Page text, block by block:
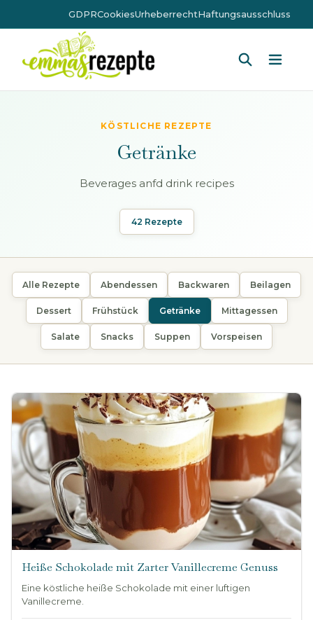
GDPRCookiesUrheberrechtHaftungsausschluss
KÖSTLICHE REZEPTE
Getränke
Beverages anfd drink recipes
42 Rezepte
Alle Rezepte Abendessen Backwaren Beilagen
Dessert Frühstück Getränke Mittagessen
Salate Snacks Suppen Vorspeisen
Heiße Schokolade mit Zarter Vanillecreme Genuss
Eine köstliche heiße Schokolade mit einer luftigen
Vanillecreme.